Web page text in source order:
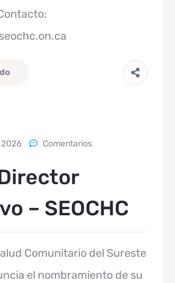
2026 Comentarios
– SEOCHC
Comunitario del Sureste
el nombramiento de su